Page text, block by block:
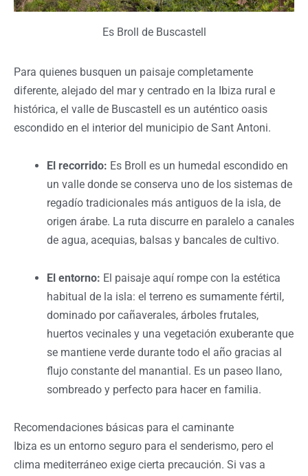
Es Broll de Buscastell
Para quienes busquen un paisaje completamente
diferente, alejado del mar y centrado en la Ibiza rural e
histórica, el valle de Buscastell es un auténtico oasis
escondido en el interior del municipio de Sant Antoni.
El recorrido: Es Broll es un humedal escondido en
un valle donde se conserva uno de los sistemas de
regadío tradicionales más antiguos de la isla, de
origen árabe. La ruta discurre en paralelo a canales
de agua, acequias, balsas y bancales de cultivo.
El entorno: El paisaje aquí rompe con la estética
habitual de la isla: el terreno es sumamente fértil,
dominado por cañaverales, árboles frutales,
huertos vecinales y una vegetación exuberante que
se mantiene verde durante todo el año gracias al
flujo constante del manantial. Es un paseo llano,
sombreado y perfecto para hacer en familia.
Recomendaciones básicas para el caminante
Ibiza es un entorno seguro para el senderismo, pero el
clima mediterráneo exige cierta precaución. Si vas a